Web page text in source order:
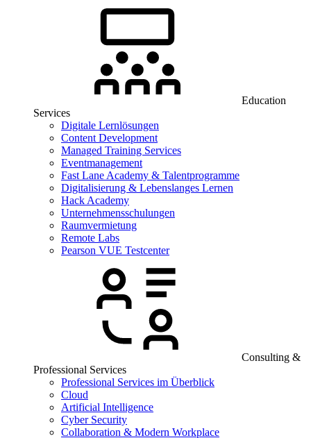
Education
Services
Digitale Lernlösungen
Content Development
Managed Training Services
Eventmanagement
Fast Lane Academy & Talentprogramme
Digitalisierung & Lebenslanges Lernen
Hack Academy
Unternehmensschulungen
Raumvermietung
Remote Labs
Pearson VUE Testcenter
Consulting &
Professional Services
Professional Services im Überblick
Cloud
Artificial Intelligence
Cyber Security
Collaboration & Modern Workplace